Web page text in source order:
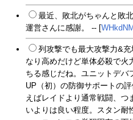
最近、敗北がちゃんと敗
運営さんに感謝。 -- [
列攻撃でも最大攻撃力&
なり高めだけど単体必殺で火
ちる感じだね。ユニットデバ
UP（初）の防御サポートの
えばレイドより通常戦闘、
いよりは良い程度。スタン耐